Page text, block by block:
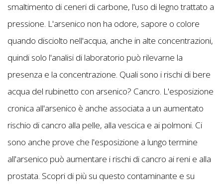
smaltimento di ceneri di carbone, l'uso di legno trattato a
pressione. L'arsenico non ha odore, sapore o colore
quando disciolto nell'acqua, anche in alte concentrazioni,
quindi solo l'analisi di laboratorio può rilevarne la
presenza e la concentrazione. Quali sono i rischi di bere
acqua del rubinetto con arsenico? Cancro. L'esposizione
cronica all'arsenico è anche associata a un aumentato
rischio di cancro alla pelle, alla vescica e ai polmoni. Ci
sono anche prove che l'esposizione a lungo termine
all'arsenico può aumentare i rischi di cancro ai reni e alla
prostata. Scopri di più su questo contaminante e su